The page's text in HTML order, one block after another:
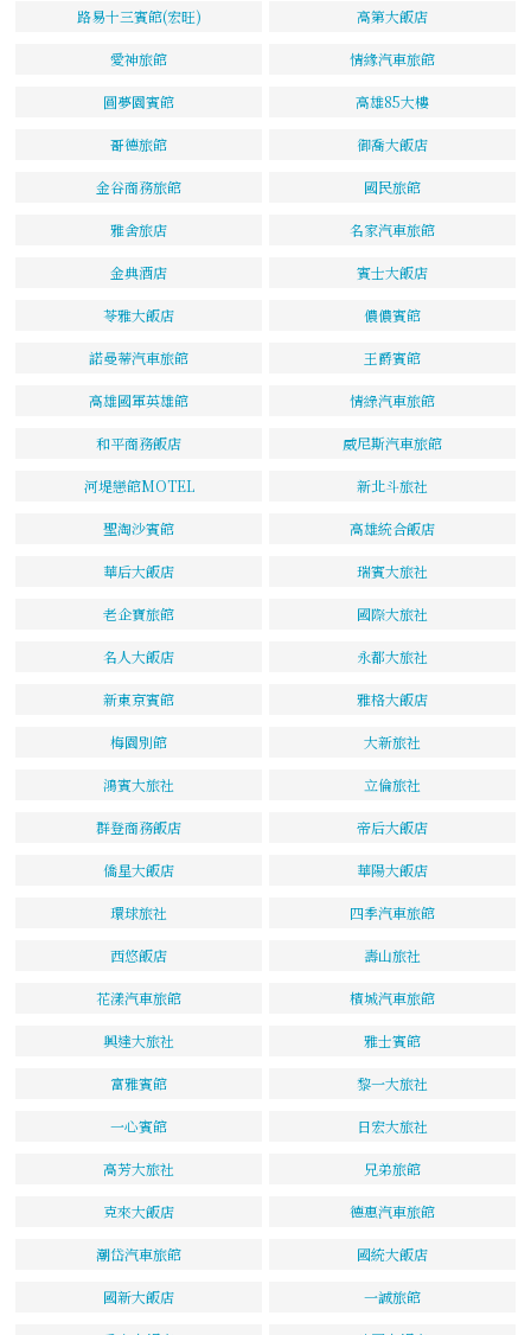
路易十三賓館(宏旺) 高第大飯店
愛神旅館 情緣汽車旅館
圓夢園賓館 高雄85大樓
哥德旅館 御喬大飯店
金谷商務旅館 國民旅館
雅舍旅店 名家汽車旅館
金典酒店 賓士大飯店
苓雅大飯店 儂儂賓館
諾曼蒂汽車旅館 王爵賓館
高雄國軍英雄館 情綠汽車旅館
和平商務飯店 威尼斯汽車旅館
河堤戀館MOTEL 新北斗旅社
聖淘沙賓館 高雄統合飯店
華后大飯店 瑞賓大旅社
老企寶旅館 國際大旅社
名人大飯店 永都大旅社
新東京賓館 雅格大飯店
梅園別館 大新旅社
鴻賓大旅社 立倫旅社
群登商務飯店 帝后大飯店
僑星大飯店 華陽大飯店
環球旅社 四季汽車旅館
西悠飯店 壽山旅社
花漾汽車旅館 檳城汽車旅館
興達大旅社 雅士賓館
富雅賓館 黎一大旅社
一心賓館 日宏大旅社
高芳大旅社 兄弟旅館
克來大飯店 德惠汽車旅館
潮岱汽車旅館 國統大飯店
國新大飯店 一誠旅館